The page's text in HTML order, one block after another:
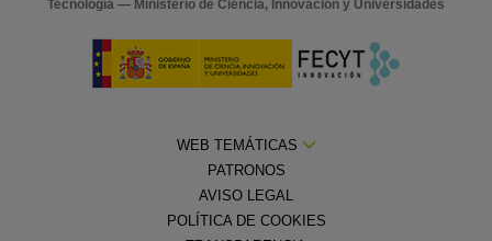
Tecnología — Ministerio de Ciencia, Innovación y Universidades
WEB TEMÁTICAS
PATRONOS
AVISO LEGAL
POLÍTICA DE COOKIES